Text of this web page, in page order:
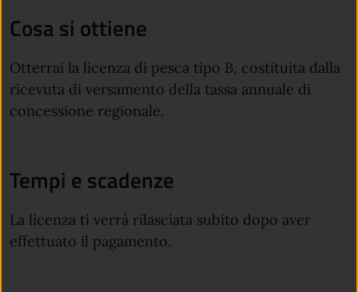
Cosa si ottiene
Otterrai la licenza di pesca tipo B, costituita dalla
ricevuta di versamento della tassa annuale di
concessione regionale.
Tempi e scadenze
La licenza ti verrà rilasciata subito dopo aver
effettuato il pagamento.